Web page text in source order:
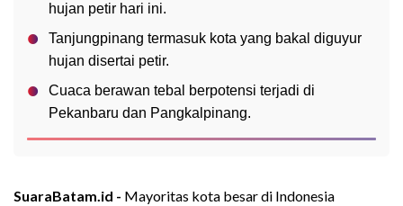
hujan petir hari ini.
Tanjungpinang termasuk kota yang bakal diguyur
hujan disertai petir.
Cuaca berawan tebal berpotensi terjadi di
Pekanbaru dan Pangkalpinang.
SuaraBatam.id - Mayoritas kota besar di Indonesia